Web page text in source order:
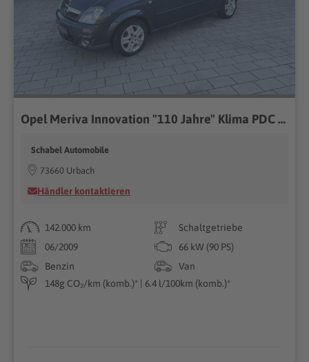
Opel Meriva Innovation "110 Jahre" Klima PDC Sitzhzg
Schabel Automobile
73660 Urbach
Händler kontaktieren
142.000 km
Schaltgetriebe
06/2009
66 kW (90 PS)
Benzin
Van
148g CO₂/km (komb.)* | 6.4 l/100km (komb.)*